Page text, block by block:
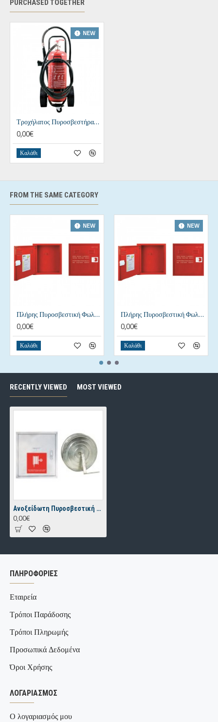
PURCHASED TOGETHER
NEW
Τροχήλατος Πυροσβεστήρας 50Kg Ξηράς Σκόνης
0,00€
Καλάθι
FROM THE SAME CATEGORY
NEW
Πλήρης Πυροσβεστική Φωλιά με Γάντζο 400x400x135 mm.
0,00€
Καλάθι
NEW
Πλήρης Πυροσβεστική Φωλιά με Γάντζο 500x470x140 mm
0,00€
Καλάθι
RECENTLY VIEWED MOST VIEWED
Ανοξείδωτη Πυροσβεστική Φωλιά με Ανοξείδωτη Ανέμη
0,00€
ΠΛΗΡΟΦΟΡΊΕΣ
Εταιρεία
Τρόποι Παράδοσης
Τρόποι Πληρωμής
Προσωπικά Δεδομένα
Όροι Χρήσης
ΛΟΓΑΡΙΑΣΜΌΣ
Ο λογαριασμός μου